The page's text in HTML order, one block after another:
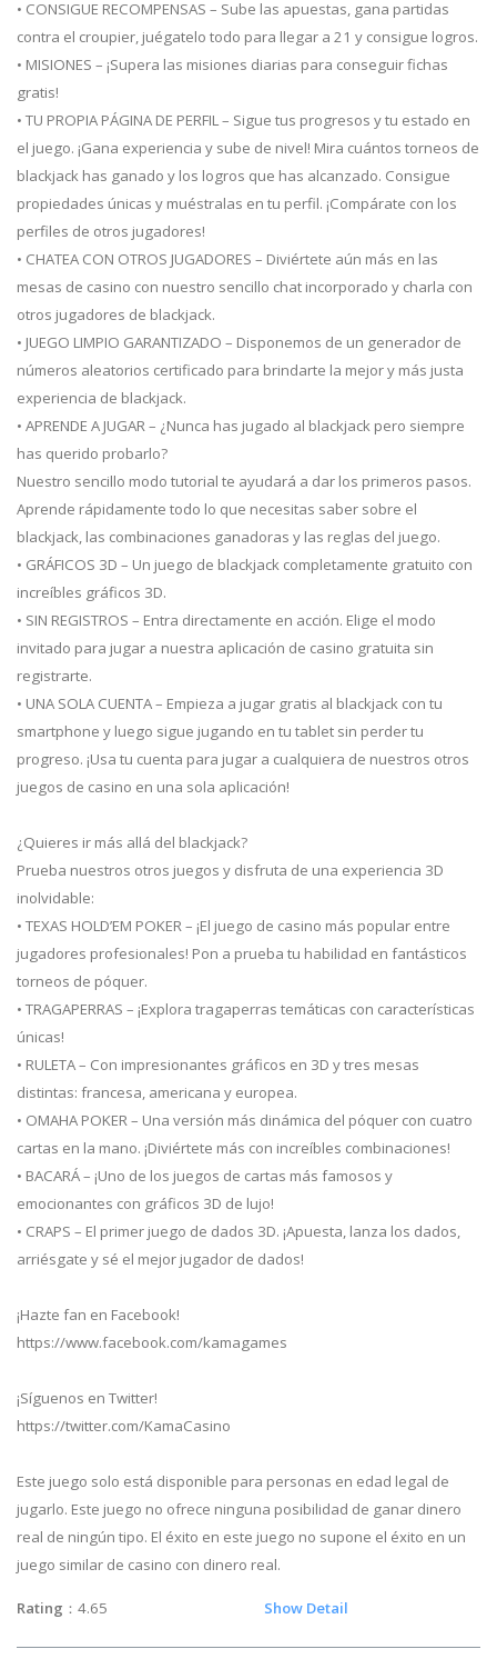
• CONSIGUE RECOMPENSAS – Sube las apuestas, gana partidas
contra el croupier, juégatelo todo para llegar a 21 y consigue logros.
• MISIONES – ¡Supera las misiones diarias para conseguir fichas
gratis!
• TU PROPIA PÁGINA DE PERFIL – Sigue tus progresos y tu estado en
el juego. ¡Gana experiencia y sube de nivel! Mira cuántos torneos de
blackjack has ganado y los logros que has alcanzado. Consigue
propiedades únicas y muéstralas en tu perfil. ¡Compárate con los
perfiles de otros jugadores!
• CHATEA CON OTROS JUGADORES – Diviértete aún más en las
mesas de casino con nuestro sencillo chat incorporado y charla con
otros jugadores de blackjack.
• JUEGO LIMPIO GARANTIZADO – Disponemos de un generador de
números aleatorios certificado para brindarte la mejor y más justa
experiencia de blackjack.
• APRENDE A JUGAR – ¿Nunca has jugado al blackjack pero siempre
has querido probarlo?
Nuestro sencillo modo tutorial te ayudará a dar los primeros pasos.
Aprende rápidamente todo lo que necesitas saber sobre el
blackjack, las combinaciones ganadoras y las reglas del juego.
• GRÁFICOS 3D – Un juego de blackjack completamente gratuito con
increíbles gráficos 3D.
• SIN REGISTROS – Entra directamente en acción. Elige el modo
invitado para jugar a nuestra aplicación de casino gratuita sin
registrarte.
• UNA SOLA CUENTA – Empieza a jugar gratis al blackjack con tu
smartphone y luego sigue jugando en tu tablet sin perder tu
progreso. ¡Usa tu cuenta para jugar a cualquiera de nuestros otros
juegos de casino en una sola aplicación!
¿Quieres ir más allá del blackjack?
Prueba nuestros otros juegos y disfruta de una experiencia 3D
inolvidable:
• TEXAS HOLD’EM POKER – ¡El juego de casino más popular entre
jugadores profesionales! Pon a prueba tu habilidad en fantásticos
torneos de póquer.
• TRAGAPERRAS – ¡Explora tragaperras temáticas con características
únicas!
• RULETA – Con impresionantes gráficos en 3D y tres mesas
distintas: francesa, americana y europea.
• OMAHA POKER – Una versión más dinámica del póquer con cuatro
cartas en la mano. ¡Diviértete más con increíbles combinaciones!
• BACARÁ – ¡Uno de los juegos de cartas más famosos y
emocionantes con gráficos 3D de lujo!
• CRAPS – El primer juego de dados 3D. ¡Apuesta, lanza los dados,
arriésgate y sé el mejor jugador de dados!
¡Hazte fan en Facebook!
https://www.facebook.com/kamagames
¡Síguenos en Twitter!
https://twitter.com/KamaCasino
Este juego solo está disponible para personas en edad legal de
jugarlo. Este juego no ofrece ninguna posibilidad de ganar dinero
real de ningún tipo. El éxito en este juego no supone el éxito en un
juego similar de casino con dinero real.
Rating ：4.65 Show Detail